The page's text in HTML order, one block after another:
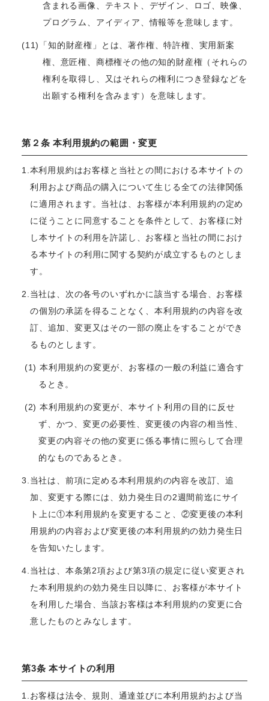
含まれる画像、テキスト、デザイン、ロゴ、映像、
プログラム、アイディア、情報等を意味します。
(11)「知的財産権」とは、著作権、特許権、実用新案
権、意匠権、商標権その他の知的財産権（それらの
権利を取得し、又はそれらの権利につき登録などを
出願する権利を含みます）を意味します。
第２条 本利用規約の範囲・変更
1.本利用規約はお客様と当社との間における本サイトの
利用および商品の購入について生じる全ての法律関係
に適用されます。当社は、お客様が本利用規約の定め
に従うことに同意することを条件として、お客様に対
し本サイトの利用を許諾し、お客様と当社の間におけ
る本サイトの利用に関する契約が成立するものとしま
す。
2.当社は、次の各号のいずれかに該当する場合、お客様
の個別の承諾を得ることなく、本利用規約の内容を改
訂、追加、変更又はその一部の廃止をすることができ
るものとします。
(1) 本利用規約の変更が、お客様の一般の利益に適合す
るとき。
(2) 本利用規約の変更が、本サイト利用の目的に反せ
ず、かつ、変更の必要性、変更後の内容の相当性、
変更の内容その他の変更に係る事情に照らして合理
的なものであるとき。
3.当社は、前項に定める本利用規約の内容を改訂、追
加、変更する際には、効力発生日の2週間前迄にサイ
ト上に①本利用規約を変更すること、②変更後の本利
用規約の内容および変更後の本利用規約の効力発生日
を告知いたします。
4.当社は、本条第2項および第3項の規定に従い変更され
た本利用規約の効力発生日以降に、お客様が本サイト
を利用した場合、当該お客様は本利用規約の変更に合
意したものとみなします。
第3条 本サイトの利用
1.お客様は法令、規則、通達並びに本利用規約および当